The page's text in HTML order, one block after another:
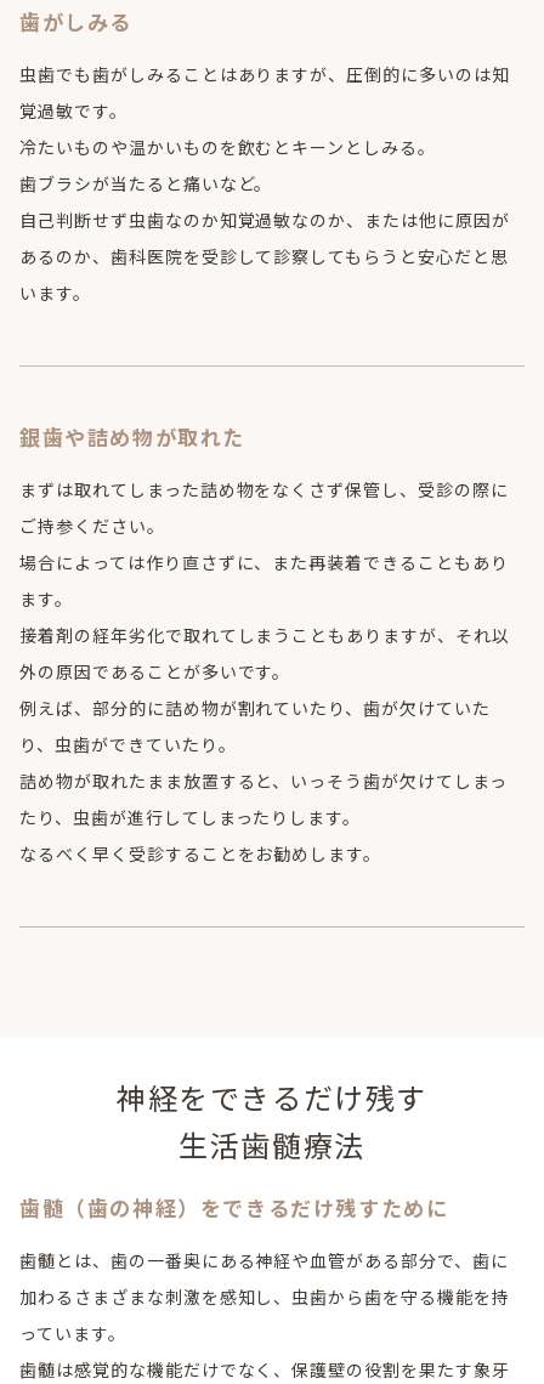
歯がしみる
虫歯でも歯がしみることはありますが、圧倒的に多いのは知
覚過敏です。
冷たいものや温かいものを飲むとキーンとしみる。
歯ブラシが当たると痛いなど。
自己判断せず虫歯なのか知覚過敏なのか、または他に原因が
あるのか、歯科医院を受診して診察してもらうと安心だと思
います。
銀歯や詰め物が取れた
まずは取れてしまった詰め物をなくさず保管し、受診の際に
ご持参ください。
場合によっては作り直さずに、また再装着できることもあり
ます。
接着剤の経年劣化で取れてしまうこともありますが、それ以
外の原因であることが多いです。
例えば、部分的に詰め物が割れていたり、歯が欠けていた
り、虫歯ができていたり。
詰め物が取れたまま放置すると、いっそう歯が欠けてしまっ
たり、虫歯が進行してしまったりします。
なるべく早く受診することをお勧めします。
神経をできるだけ残す
生活歯髄療法
歯髄（歯の神経）をできるだけ残すために
歯髄とは、歯の一番奥にある神経や血管がある部分で、歯に
加わるさまざまな刺激を感知し、虫歯から歯を守る機能を持
っています。
歯髄は感覚的な機能だけでなく、保護壁の役割を果たす象牙